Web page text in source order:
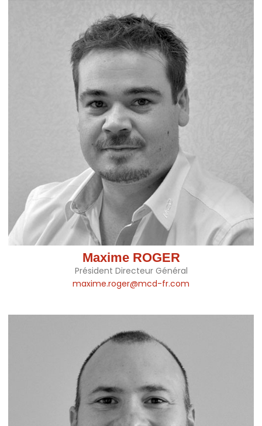
Maxime ROGER
Président Directeur Général
maxime.roger@mcd-fr.com